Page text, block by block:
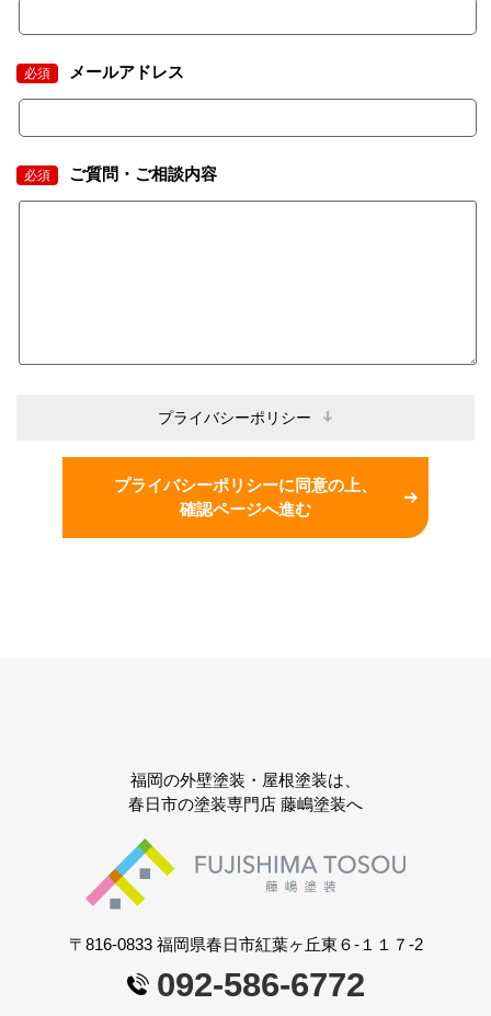
必須 メールアドレス
必須 ご質問・ご相談内容
プライバシーポリシー
プライバシーポリシーに同意の上、
確認ページへ進む
福岡の外壁塗装・屋根塗装は、
春日市の塗装専門店 藤嶋塗装へ
〒816-0833 福岡県春日市紅葉ヶ丘東６-１１７-2
092-586-6772